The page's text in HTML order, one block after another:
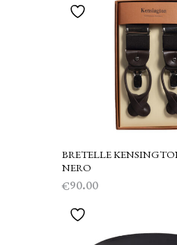
SCEGLI
BRETELLE
NERO
€90.00